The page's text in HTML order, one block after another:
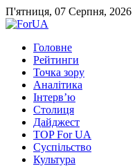
П'ятниця, 07 Серпня, 2026
Головне
Рейтинги
Точка зору
Аналітика
Інтерв’ю
Столиця
Дайджест
TOP For UA
Суспiльство
Культура